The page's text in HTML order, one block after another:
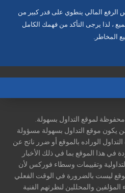
المالي ينطوي على قدر كبير من
، لذا يرجى التأكد من فهمك الكامل
المخاطر.
يكون موقع التداول بسهولة مسؤولة
الوراده بالموقع أو ضرر ناتج عن
في هذا الموقع بما في ذلك الأخبار
وتقييمات وسطاء فوركس لأن
ليست بالضرورة في الوقت الفعلي
المؤلفين والمحللين لنظرتهم الفنية